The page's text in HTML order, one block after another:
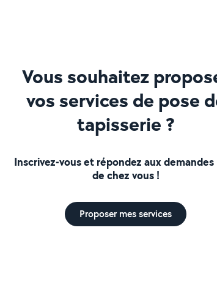
Vous souhaitez
vos services de pose
tapisserie ?
Inscrivez-vous et répondez aux demandes
de chez vous !
Proposer mes services